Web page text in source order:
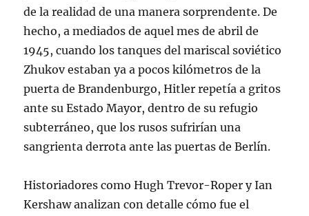
de la realidad de una manera sorprendente. De
hecho, a mediados de aquel mes de abril de
1945, cuando los tanques del mariscal soviético
Zhukov estaban ya a pocos kilómetros de la
puerta de Brandenburgo, Hitler repetía a gritos
ante su Estado Mayor, dentro de su refugio
subterráneo, que los rusos sufrirían una
sangrienta derrota ante las puertas de Berlín.
Historiadores como Hugh Trevor-Roper y Ian
Kershaw analizan con detalle cómo fue el